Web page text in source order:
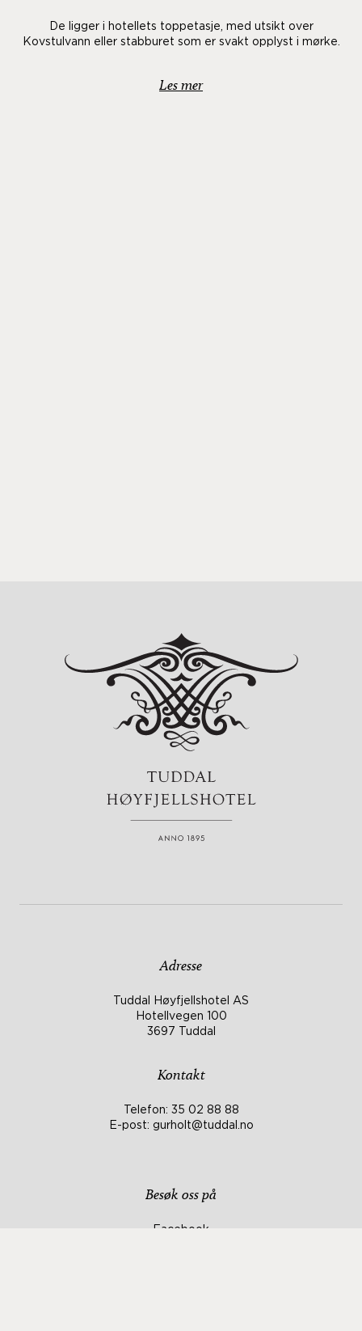
De ligger i hotellets toppetasje, med utsikt over
Kovstulvann eller stabburet som er svakt opplyst i mørke.
Les mer
Adresse
Tuddal Høyfjellshotel AS
Hotellvegen 100
3697 Tuddal
Kontakt
Telefon: 35 02 88 88
E-post: gurholt@tuddal.no
Besøk oss på
Facebook